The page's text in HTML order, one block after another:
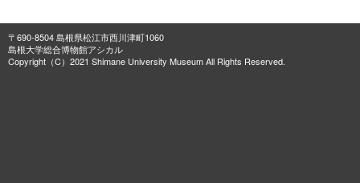
〒690-8504 島根県松江市西川津町1060
島根大学総合博物館アシカル
Copyright（C）2021 Shimane University Museum All Rights Reserved.